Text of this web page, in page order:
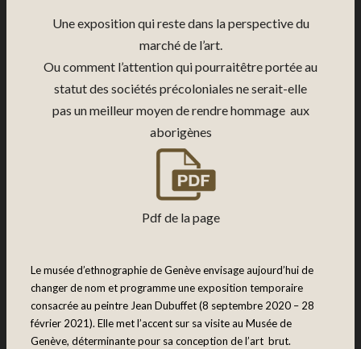
Une exposition qui reste dans la perspective du
marché de l’art.
Ou comment l’attention qui pourraitêtre portée au
statut des sociétés précoloniales ne serait-elle
pas un meilleur moyen de rendre hommage aux
aborigènes
Pdf de la page
Le musée d’ethnographie de Genève envisage aujourd’hui de
changer de nom et programme une exposition temporaire
consacrée au peintre Jean Dubuffet (8 septembre 2020 – 28
février 2021). Elle met l’accent sur sa visite au Musée de
Genève, déterminante pour sa conception de l’art brut.